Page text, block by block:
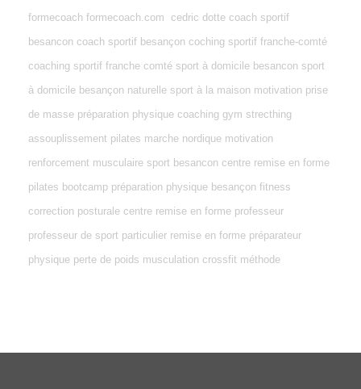
formecoach formecoach.com cedric dotte coach sportif
besancon coach sportif besançon coching sportif franche-comté
coaching sportif franche comté sport à domicile besancon sport
à domicile besançon naturelle sport à la maison motivation prise
de masse préparation physique coaching gym strecthing
assouplissement pilates marche nordique motivation
renforcement musculaire sport besancon centre remise en forme
pilates bootcamp préparation physique besançon fitness
correction posturale centre remise en forme professeur
professeur de sport particulier remise en forme préparateur
physique perte de poids musculation crossfit méthode